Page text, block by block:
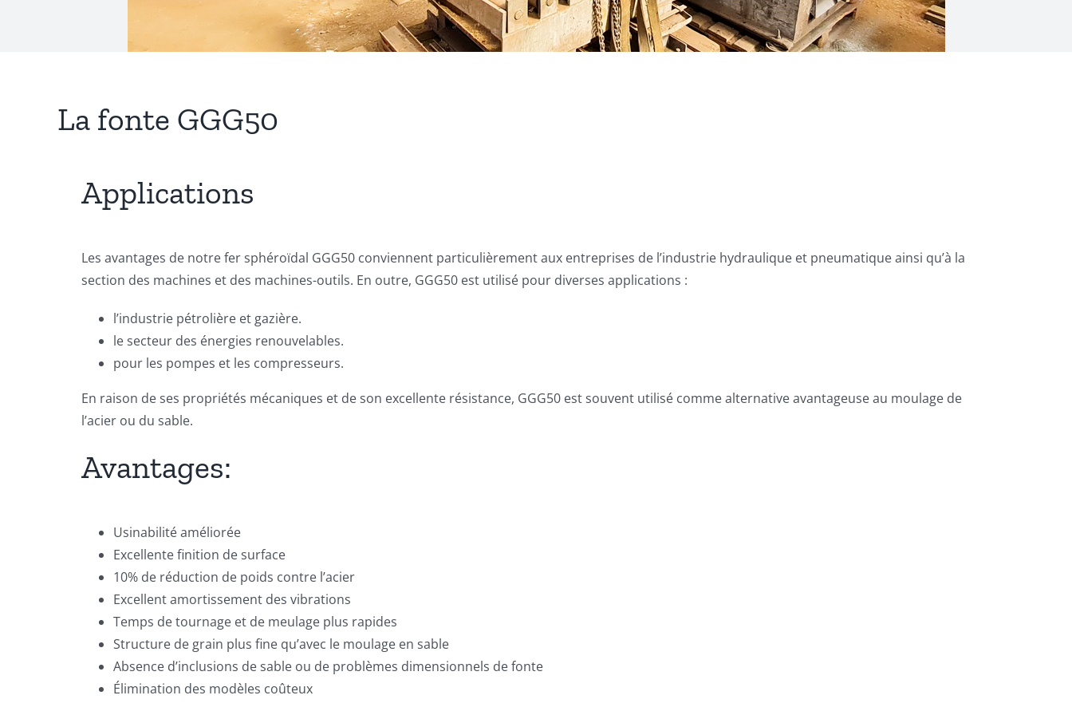
La fonte GGG50
Applications
Les avantages de notre fer sphéroïdal GGG50 conviennent particulièrement aux entreprises de l’industrie hydraulique et pneumatique ainsi qu’à la
section des machines et des machines-outils. En outre, GGG50 est utilisé pour diverses applications :
l’industrie pétrolière et gazière.
le secteur des énergies renouvelables.
pour les pompes et les compresseurs.
En raison de ses propriétés mécaniques et de son excellente résistance, GGG50 est souvent utilisé comme alternative avantageuse au moulage de
l’acier ou du sable.
Avantages:
Usinabilité améliorée
Excellente finition de surface
10% de réduction de poids contre l’acier
Excellent amortissement des vibrations
Temps de tournage et de meulage plus rapides
Structure de grain plus fine qu’avec le moulage en sable
Absence d’inclusions de sable ou de problèmes dimensionnels de fonte
Élimination des modèles coûteux